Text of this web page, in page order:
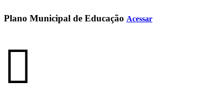
Plano Municipal de Educação Acessar